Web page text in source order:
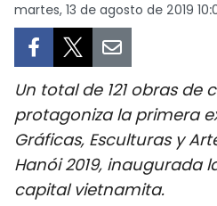
SALUD -
CULTURA
martes, 13 de agosto de 2019
Un total de 121 obras de
protagoniza la primera
Gráficas, Esculturas y
Hanói 2019, inaugurada
capital vietnamita.